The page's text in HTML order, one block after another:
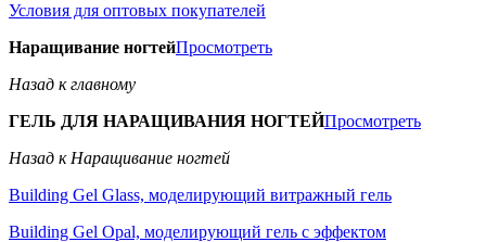
Условия для оптовых покупателей
Наращивание ногтейПросмотреть
Назад к главному
ГЕЛЬ ДЛЯ НАРАЩИВАНИЯ НОГТЕЙПросмотреть
Назад к Наращивание ногтей
Building Gel Glass, моделирующий витражный гель
Building Gel Opal, моделирующий гель с эффектом